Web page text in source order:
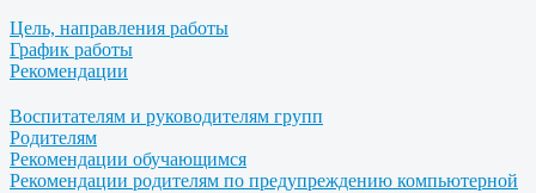
Цель, направления работы
График работы
Рекомендации
Воспитателям и руководителям групп
Родителям
Рекомендации обучающимся
Рекомендации родителям по предупреждению компьютерной